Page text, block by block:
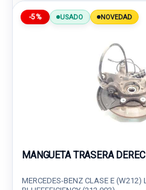
-5% USADO NOVEDAD
MANGUETA TRASERA
MERCEDES-BENZ CLASE E (W212)